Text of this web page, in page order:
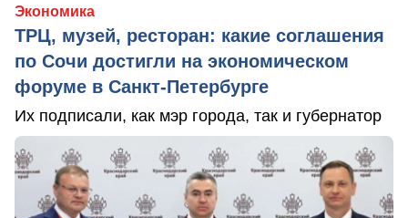
Экономика
ТРЦ, музей, ресторан: какие соглашения
по Сочи достигли на экономическом
форуме в Санкт-Петербурге
Их подписали, как мэр города, так и губернатор